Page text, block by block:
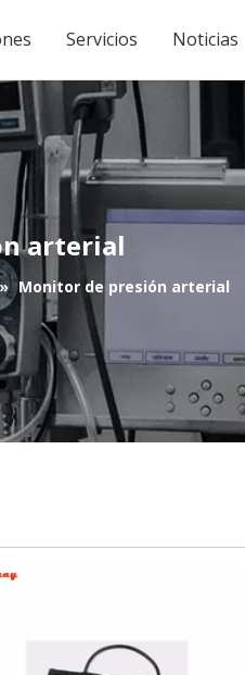
Servicios Noticias
arterial
» Monitor de presión arterial